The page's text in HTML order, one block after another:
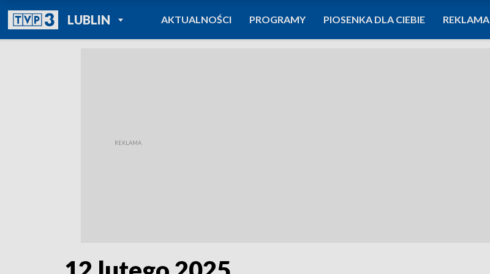
LUBLINPOWRÓT DO
TVP REGIONY
AKTUALNOŚCI PROGRAMY PIOSENKA DLA CIEBIE REKLAMA